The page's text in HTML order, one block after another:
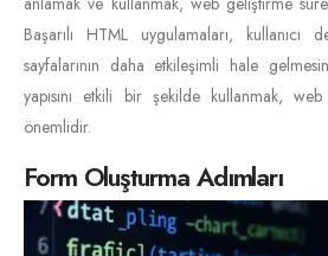
Başarılı HTML uygulamaları, kullanıcı
sayfalarının daha etkileşimli hale
yapısını etkili bir şekilde kullanmak,
önemlidir.
Form Oluşturma Adımları